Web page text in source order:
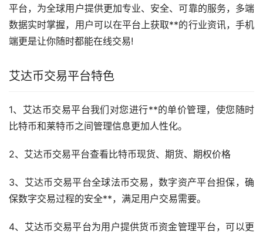
平台，为全球用户提供更加专业、安全、可靠的服务，多端
数据实时掌握，用户可以在平台上获取**的行业资讯，手机
端更是让你随时都能在线交易!
艾达币交易平台特色
1、艾达币交易平台我们对您进行**的单价管理，使您随时
比特币和莱特币之间管理信息更加人性化。
2、艾达币交易平台查看比特币现货、期货、期权价格
3、艾达币交易平台全球法币交易，数字资产平台担保，确
保数字交易过程的安全**，满足用户交易需要。
4、艾达币交易平台为用户提供货币资金管理平台，可以更